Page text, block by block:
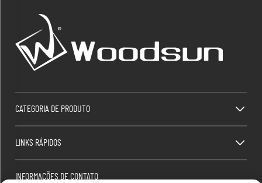
CATEGORIA DE PRODUTO
LINKS RÁPIDOS
INFORMAÇÕES DE CONTATO